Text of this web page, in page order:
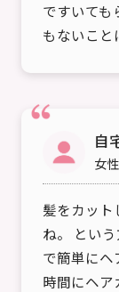
ですいても
もないこと
自
女性
髪をカッ
ね。 とい
で簡単にヘ
時間にヘア